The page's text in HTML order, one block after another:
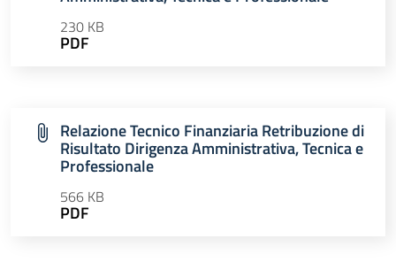
230 KB
PDF
Relazione Tecnico Finanziaria Retribuzione di
Risultato Dirigenza Amministrativa, Tecnica e
Professionale
566 KB
PDF